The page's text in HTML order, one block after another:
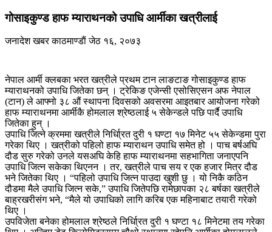
गोसाइकुण्ड हाफ म्याराथनको उपाधि आर्मीका खत्रीलाई
जनादेश खबरकाठमाण्डाैंजेठ १६, २०७३
नेपाल आर्मी क्लबका भरत खत्रीले प्रथम टान लाङटाङ गोसाइकुण्ड हाफ
म्याराथनको उपाधि जितेका छन् । ट्रेकिङ एजेन्सी एसोसिएसन अफ नेपाल
(टान) ले आफ्नो ३८ औं स्थापना दिवसको अवसरमा आइतबार आयोजना गरेको
हाफ म्याराथनमा आर्मीकै होमलाल श्रेष्ठलाई ५ सेकेन्डले पछि पार्दै उपाधि
जितेका हुन् ।
उपाधि जित्ने क्रममा खत्रीले निर्धा्िरत दुरी १ घण्टा १७ मिनेट ५५ सेकेन्डमा पुरा
गरेका थिए । खत्रीको पहिलो हाफ म्याराथन उपाधि समेत हो । पाच बर्षअघि
दौड सुरु गरेको उनले यसअघि केहि हाफ म्याराथनमा सहभागिता जनाएपनि
उपाधि जित्न सकेका थिएनन । तर, खत्रीले पाच सय र एक हजार मित्र दौड
भने जितेका थिए । “पहिलो उपाधि जित्न पाउदा खुशी छु । यो निकै कठिन
दौडमा मैले उपाधि जित्न सके,” उपाधि जितेपछि रामेछापका २८ बर्षका खत्रीले
बाह्रखरीसंग भने, “मैले यो उपाधिको लागि करिब एक महिनाबाट तयारी गरेको
थिए ।
उपविजेता बनेका होमलाल श्रेष्ठले निर्धा्िरत दुरी १ घण्टा १८ मिनेटमा तय गरेका